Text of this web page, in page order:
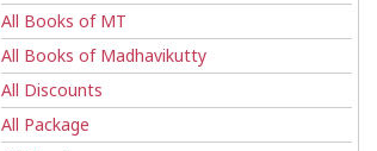
All Books of MT
All Books of Madhavikutty
All Discounts
All Package